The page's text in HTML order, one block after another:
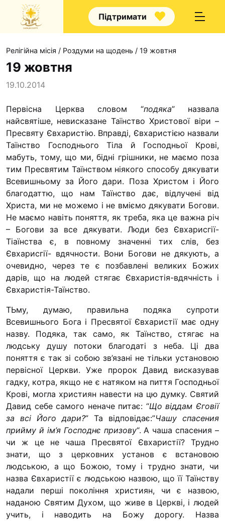
Підтримати
Капелани
Волонтерство
Наші напрямки праці
Наш покровитель
Контакти
Проекти
Футбольна команда
Кулінарний гурток
Іконописна школа
“Капеланчики”
Одна церква – одна
одна родина
Чемпіонат з міні-
“КОПА”
Як допомогти
Ми помолимося
З рук в руки
Підтримати сім’ю
Юричко
“#Усинови_ТИ”
Законодавство
Освіта
Релігійна місія / Роздуми на щодень / 19 жовтня
19 жовтня
19.10.2014
Первісна Церква словом “подяка” назвала
найсвятіше, невисказане Таїнство Христової віри –
Пресвяту Євхаристію. Вправді, Євхаристією назвали
Таїнство Гос­поднього Тіла й Господньої Крові,
мабуть, тому, що ми, бідні грішники, не маємо поза
тим Пресвятим Таїнством ніякого способу дякувати
Всевишньому за Його дари. Поза Христом і Його
благодаттю, що нам Таїнство дає, відлучені від
Христа, ми не можемо і не вміємо дяку­вати Богови.
Не маємо навіть поняття, як треба, яка це важна річ
– Богови за все дякувати. Люди без Євхарисгії-
Тіаїнства є, в повному значенні тих слів, без
Євхарисгії- вдячности. Вони Богови не дякують, а
очевидно, через те є позбавлені великих Божих
дарів, що на людей стя­гає Євхаристія-вдячність і
Євхаристія-Таїнство.
ТЬму, думаю, правильна подяка супроти
Всевишнього Бога і Пресвятої Євхаристії має одну
назву. Подяка, так само, як Таїнство, стягає на
людську душу потоки бла­годаті з неба. Ці два
поняття є так зі собою зв’язані не тільки установою
первісної Церкви. Уже пророк Давид висказував
гадку, котра, якщо не є натяком на пиття Господньої
Крові, могла християн навести на цю думку. Святий
Давид себе самого неначе питає: “Що віддам Єговії
за всі Його дари?” Та відповідає:”Чашу спасения
прийму й ім’я Господнє призову“. А чаша спасения –
чи ж це не чаша Пресвятої Євхаристії? Трудно
знати, що з церковних установ є встановою
людською, а що Божою, тому і труд­но знати, чи
назва Євхаристії є людською назвою, що її Таїнству
надали перші покоління християн, чи є назвою,
наданою Святим Духом, що живе в Церкві, і людей
учить, і наводить на Божу дорогу. Назва